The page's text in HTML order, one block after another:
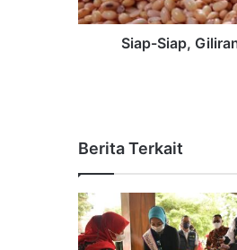
Siap-Siap,
Berita Terkait